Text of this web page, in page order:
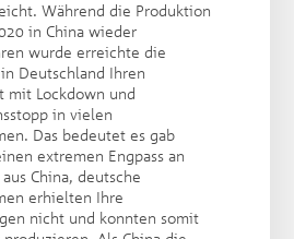
Während die Produktion
in China wieder
wurde erreichte die
Deutschland Ihren
mit Lockdown und
in vielen
Das bedeutet es gab
extremen Engpass an
China, deutsche
erhielten Ihre
nicht und konnten somit